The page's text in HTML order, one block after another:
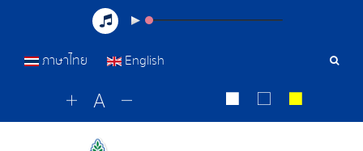
เครื่อ
ภาษาไทย English